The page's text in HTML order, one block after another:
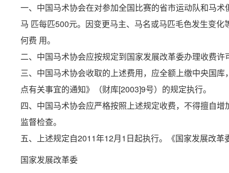
一、中国马术协会在对参加全国比赛的省市运动队和马
马 匹每匹500元。因变更马主、马名或马匹毛色发生变
何费 用。
二、中国马术协会应按规定到国家发展改革委办理收费
三、中国马术协会收取的上述费用，应全额上缴中央国
点有关事宜的通知》（财库[2003]9号）的规定执行。
四、中国马术协会应严格按照上述规定收费，不得擅自
监督检查。
五、上述规定自2011年12月1日起执行。《国家发展改
国家发展改革委